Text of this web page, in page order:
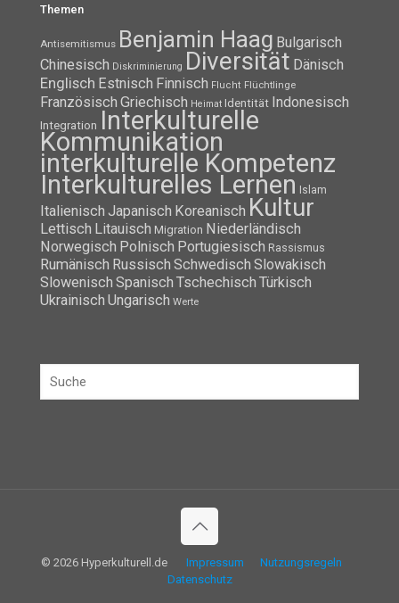
Themen
Antisemitismus Benjamin Haag Bulgarisch
Chinesisch Diskriminierung Diversität Dänisch
Englisch Estnisch Finnisch Flucht Flüchtlinge
Französisch Griechisch Heimat Identität Indonesisch
Integration Interkulturelle
Kommunikation
interkulturelle Kompetenz
Interkulturelles Lernen Islam
Italienisch Japanisch Koreanisch Kultur
Lettisch Litauisch Migration Niederländisch
Norwegisch Polnisch Portugiesisch Rassismus
Rumänisch Russisch Schwedisch Slowakisch
Slowenisch Spanisch Tschechisch Türkisch
Ukrainisch Ungarisch Werte
© 2026 Hyperkulturell.de Impressum
Nutzungsregeln
Datenschutz